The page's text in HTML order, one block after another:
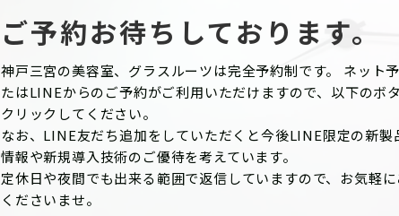
ご予約お待ちしております。
神戸三宮の美容室、グラスルーツは完全予約制です。 ネット
たはLINEからのご予約がご利用いただけますので、以下のボ
クリックしてください。
なお、LINE友だち追加をしていただくと今後LINE限定の新製
情報や新規導入技術のご優待を考えています。
定休日や夜間でも出来る範囲で返信していますので、お気軽
くださいませ。